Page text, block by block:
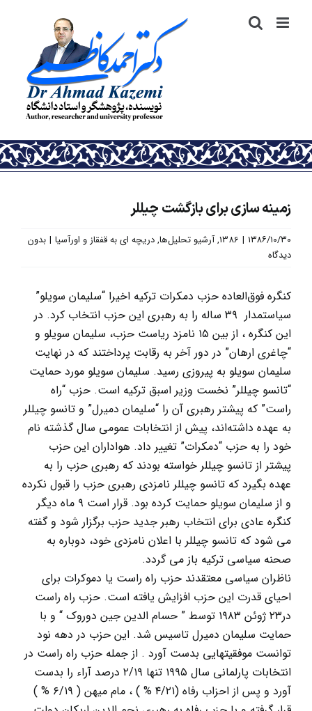
زمینه سازی برای بازگشت چیللر
۱۳۸۶/۱۰/۳۰ |
1386
,آرشیو تحلیل‌ها,دریچه ای به قفقاز و اورآسیا | بدون
دیدگاه
کنگره فوق‌العاده حزب دمکرات ترکیه اخیرا “سلیمان سویلو”
سیاستمدار ‪ ۳۹ ‬ساله را به رهبری این حزب انتخاب کرد. در
این کنگره ، از بین ‪ ۱۵‬نامزد ریاست حزب، سلیمان سویلو و
“چاغری ارهان” در دور آخر به رقابت پرداختند که در نهایت
سلیمان سویلو به پیروزی رسید. سلیمان سویلو مورد حمایت
“تانسو چیللر” نخست وزیر اسبق ترکیه است. حزب “راه
راست” که پیشتر رهبری آن را “سلیمان دمیرل” و تانسو چیللر
به عهده داشته‌اند، پیش از انتخابات عمومی سال گذشته نام
خود را به حزب “دمکرات” تغییر داد. هواداران این حزب
پیشتر از تانسو چیللر خواسته بودند که رهبری حزب را به
عهده بگیرد که تانسو چیللر نامزدی رهبری حزب را قبول نکرده
و از سلیمان سویلو حمایت کرده بود. قرار است ۹ ‬ماه دیگر
کنگره عادی برای انتخاب رهبر جدید حزب برگزار شود و گفته
می شود که تانسو چیللر با اعلان نامزدی خود، دوباره به
صحنه سیاسی ترکیه باز می گردد.
ناظران سیاسی معتقدند حزب راه راست یا دموکرات برای
احیای قدرت این حزب افزایش یافته است. حزب راه راست
در۲۳ ژوئن ۱۹۸۳ توسط ” حسام الدین جین دوروک “ و با
حمایت سلیمان دمیرل تاسیس شد. این حزب در دهه نود
توانست موفقیتهایی بدست آورد . از جمله حزب راه راست در
انتخابات پارلمانی سال ۱۹۹۵ تنها ۲/۱۹ درصد آراء را بدست
آورد و پس از احزاب رفاه (۴/۲۱ % ) ، مام میهن ( ۶/۱۹ % )